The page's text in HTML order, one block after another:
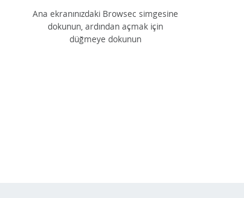
Ana ekranınızdaki Browsec simgesine
dokunun, ardından açmak için
düğmeye dokunun